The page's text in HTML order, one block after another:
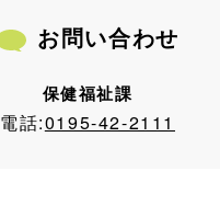
お問い合わせ
保健福祉課
電話:0195-42-2111